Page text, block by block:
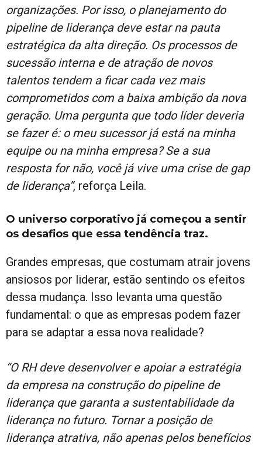
organizações. Por isso, o planejamento do
pipeline de liderança deve estar na pauta
estratégica da alta direção. Os processos de
sucessão interna e de atração de novos
talentos tendem a ficar cada vez mais
comprometidos com a baixa ambição da nova
geração. Uma pergunta que todo líder deveria
se fazer é: o meu sucessor já está na minha
equipe ou na minha empresa? Se a sua
resposta for não, você já vive uma crise de gap
de liderança”, reforça Leila.
O universo corporativo já começou a sentir
os desafios que essa tendência traz.
Grandes empresas, que costumam atrair jovens
ansiosos por liderar, estão sentindo os efeitos
dessa mudança. Isso levanta uma questão
fundamental: o que as empresas podem fazer
para se adaptar a essa nova realidade?
“O RH deve desenvolver e apoiar a estratégia
da empresa na construção do pipeline de
liderança que garanta a sustentabilidade da
liderança no futuro. Tornar a posição de
liderança atrativa, não apenas pelos benefícios